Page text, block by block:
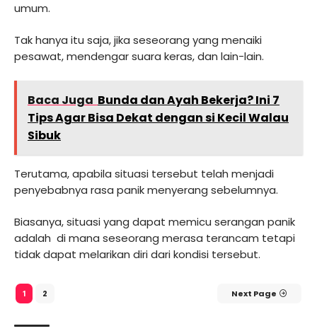
umum.
Tak hanya itu saja, jika seseorang yang menaiki
pesawat, mendengar suara keras, dan lain-lain.
Baca Juga Bunda dan Ayah Bekerja? Ini 7
Tips Agar Bisa Dekat dengan si Kecil Walau
Sibuk
Terutama, apabila situasi tersebut telah menjadi
penyebabnya rasa panik menyerang sebelumnya.
Biasanya, situasi yang dapat memicu serangan panik
adalah di mana seseorang merasa terancam tetapi
tidak dapat melarikan diri dari kondisi tersebut.
1 2 Next Page